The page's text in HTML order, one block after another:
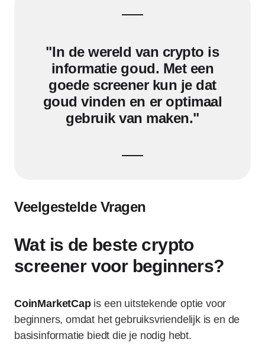
"In de wereld van crypto is
informatie goud. Met een
goede screener kun je dat
goud vinden en er optimaal
gebruik van maken."
Veelgestelde Vragen
Wat is de beste crypto
screener voor beginners?
CoinMarketCapis een uitstekende optie voor
beginners, omdat het gebruiksvriendelijk is en de
basisinformatie biedt die je nodig hebt.